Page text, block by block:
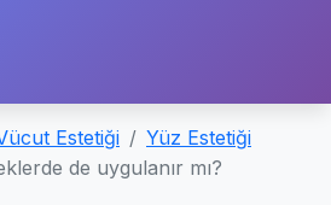
Estetiği
Yüz Estetiği
de uygulanır mı?